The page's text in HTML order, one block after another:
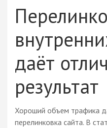
даёт
результат
Хороший объем трафика
перелинковка сайта. В